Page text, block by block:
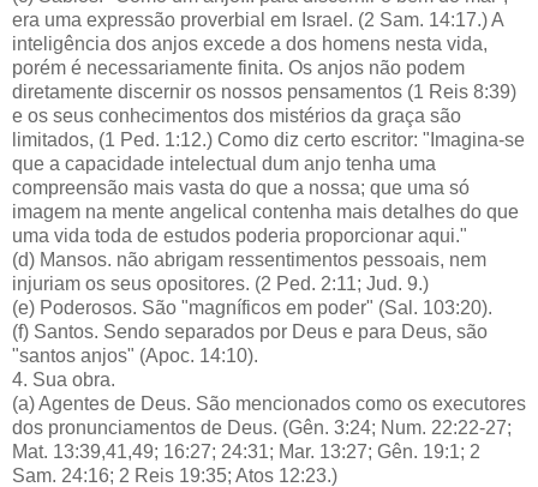
era uma expressão proverbial em Israel. (2 Sam. 14:17.) A
inteligência dos anjos excede a dos homens nesta vida,
porém é necessariamente finita. Os anjos não podem
diretamente discernir os nossos pensamentos (1 Reis 8:39)
e os seus conhecimentos dos mistérios da graça são
limitados, (1 Ped. 1:12.) Como diz certo escritor: "Imagina-se
que a capacidade intelectual dum anjo tenha uma
compreensão mais vasta do que a nossa; que uma só
imagem na mente angelical contenha mais detalhes do que
uma vida toda de estudos poderia proporcionar aqui."
(d) Mansos. não abrigam ressentimentos pessoais, nem
injuriam os seus opositores. (2 Ped. 2:11; Jud. 9.)
(e) Poderosos. São "magníficos em poder" (Sal. 103:20).
(f) Santos. Sendo separados por Deus e para Deus, são
"santos anjos" (Apoc. 14:10).
4. Sua obra.
(a) Agentes de Deus. São mencionados como os executores
dos pronunciamentos de Deus. (Gên. 3:24; Num. 22:22-27;
Mat. 13:39,41,49; 16:27; 24:31; Mar. 13:27; Gên. 19:1; 2
Sam. 24:16; 2 Reis 19:35; Atos 12:23.)